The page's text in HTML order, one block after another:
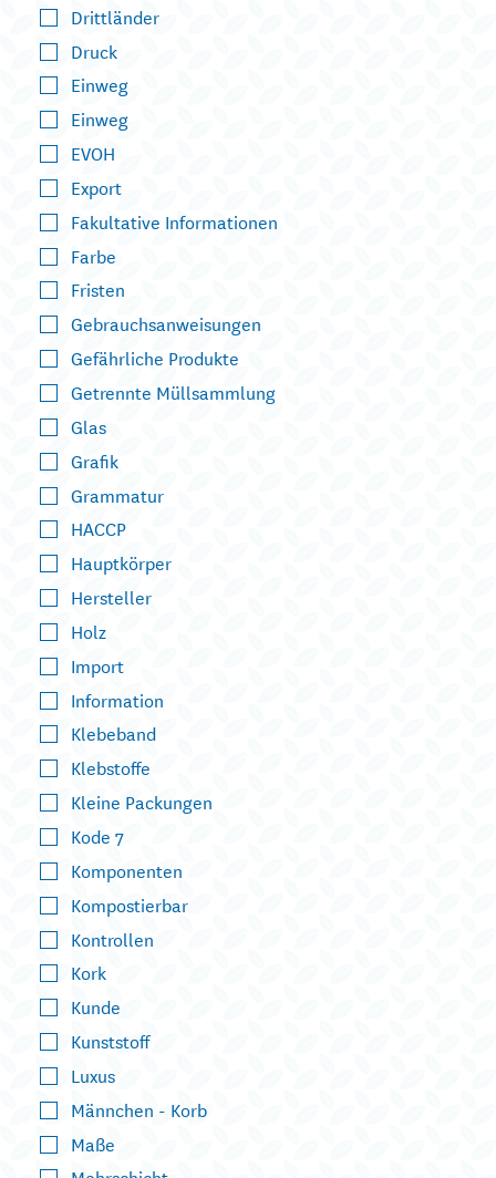
Drittländer
Druck
Einweg
Einweg
EVOH
Export
Fakultative Informationen
Farbe
Fristen
Gebrauchsanweisungen
Gefährliche Produkte
Getrennte Müllsammlung
Glas
Grafik
Grammatur
HACCP
Hauptkörper
Hersteller
Holz
Import
Information
Klebeband
Klebstoffe
Kleine Packungen
Kode 7
Komponenten
Kompostierbar
Kontrollen
Kork
Kunde
Kunststoff
Luxus
Männchen - Korb
Maße